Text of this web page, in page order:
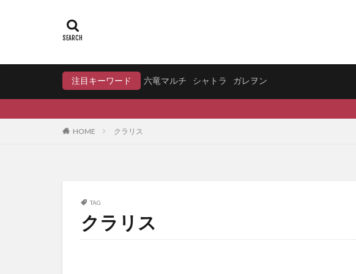
注目キーワード 六竜マルチ シャトラ ガレヲン
HOME クラリス
TAG
クラリス